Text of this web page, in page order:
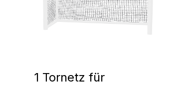
1 Tornetz für